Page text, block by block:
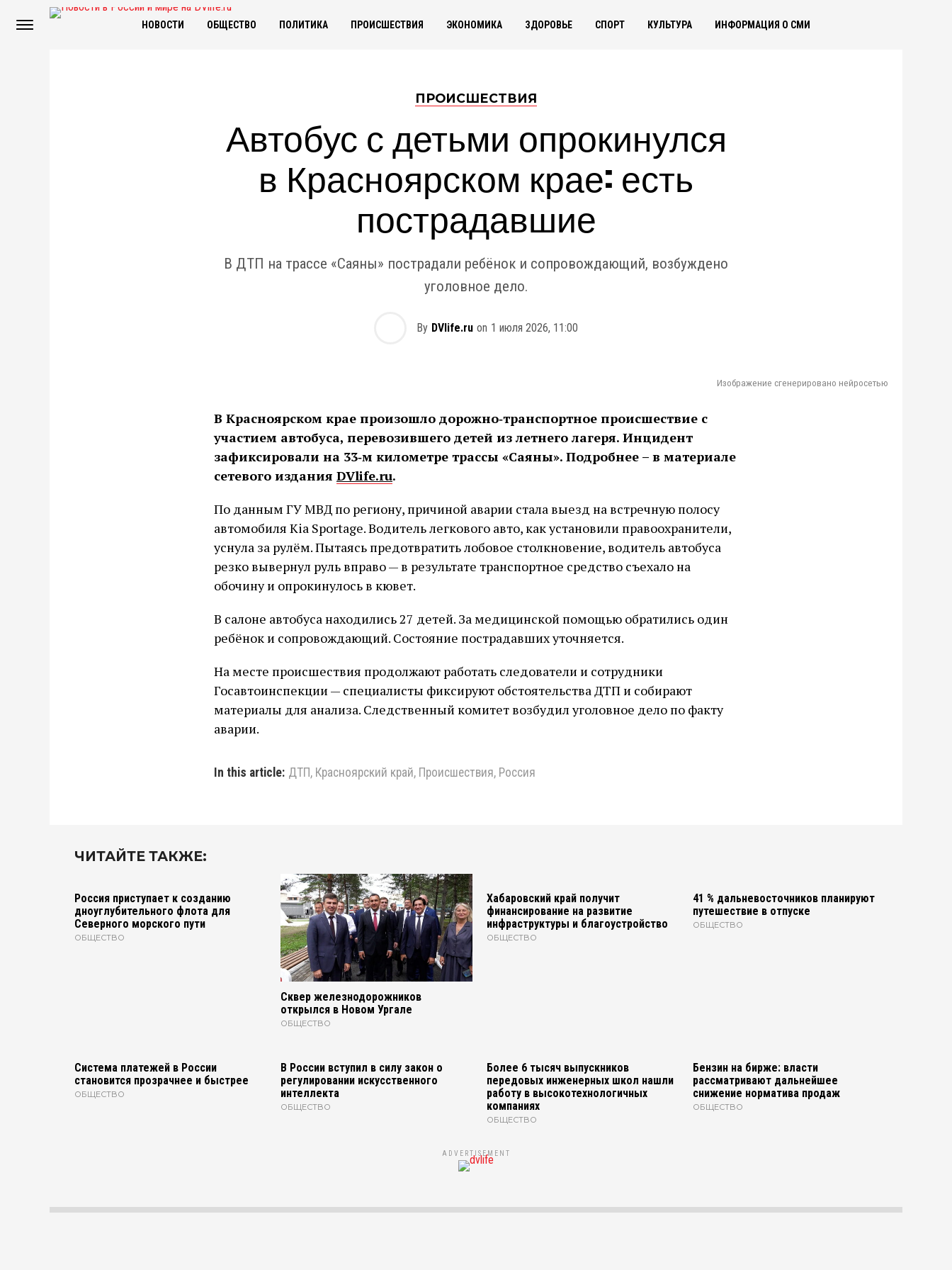
НОВОСТИ ОБЩЕСТВО ПОЛИТИКА ПРОИСШЕСТВИЯ ЭКОНОМИКА ЗДОРОВЬЕ СПОРТ КУЛЬТУРА ИНФОРМАЦИЯ О СМИ
ПРОИСШЕСТВИЯ
Автобус с детьми опрокинулся
в Красноярском крае: есть
пострадавшие
В ДТП на трассе «Саяны» пострадали ребёнок и сопровождающий, возбуждено
уголовное дело.
By DVlife.ru on 1 июля 2026, 11:00
Изображение сгенерировано нейросетью
В Красноярском крае произошло дорожно‑транспортное происшествие с
участием автобуса, перевозившего детей из летнего лагеря. Инцидент
зафиксировали на 33‑м километре трассы «Саяны». Подробнее – в материале
сетевого издания DVlife.ru.
По данным ГУ МВД по региону, причиной аварии стала выезд на встречную полосу
автомобиля Kia Sportage. Водитель легкового авто, как установили правоохранители,
уснула за рулём. Пытаясь предотвратить лобовое столкновение, водитель автобуса
резко вывернул руль вправо — в результате транспортное средство съехало на
обочину и опрокинулось в кювет.
В салоне автобуса находились 27 детей. За медицинской помощью обратились один
ребёнок и сопровождающий. Состояние пострадавших уточняется.
На месте происшествия продолжают работать следователи и сотрудники
Госавтоинспекции — специалисты фиксируют обстоятельства ДТП и собирают
материалы для анализа. Следственный комитет возбудил уголовное дело по факту
аварии.
In this article: ДТП, Красноярский край, Происшествия, Россия
ЧИТАЙТЕ ТАКЖЕ:
Россия приступает к созданию
дноуглубительного флота для
Северного морского пути
ОБЩЕСТВО
Сквер железнодорожников
открылся в Новом Ургале
ОБЩЕСТВО
Хабаровский край получит
финансирование на развитие
инфраструктуры и благоустройство
ОБЩЕСТВО
41 % дальневосточников планируют
путешествие в отпуске
ОБЩЕСТВО
Система платежей в России
становится прозрачнее и быстрее
ОБЩЕСТВО
В России вступил в силу закон о
регулировании искусственного
интеллекта
ОБЩЕСТВО
Более 6 тысяч выпускников
передовых инженерных школ нашли
работу в высокотехнологичных
компаниях
ОБЩЕСТВО
Бензин на бирже: власти
рассматривают дальнейшее
снижение норматива продаж
ОБЩЕСТВО
ADVERTISEMENT